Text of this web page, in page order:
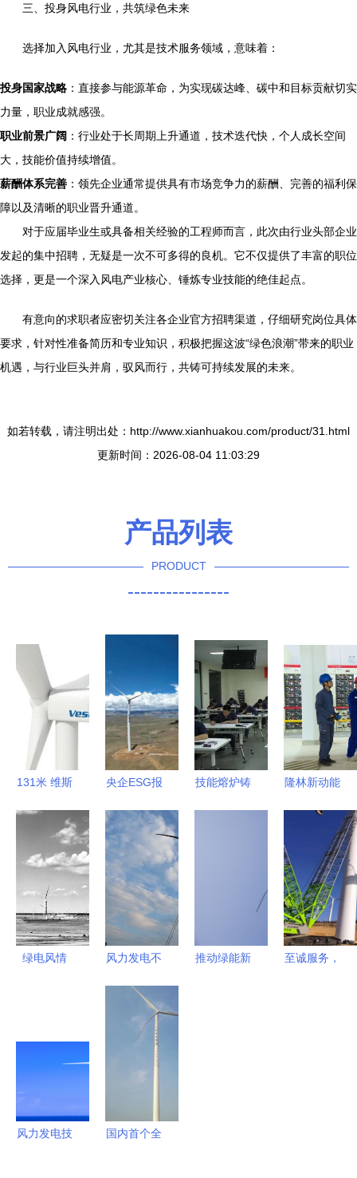
三、投身风电行业，共筑绿色未来
选择加入风电行业，尤其是技术服务领域，意味着：
投身国家战略 ：直接参与能源革命，为实现碳达峰、碳中和目标贡献切实
力量，职业成就感强。
职业前景广阔 ：行业处于长周期上升通道，技术迭代快，个人成长空间
大，技能价值持续增值。
薪酬体系完善 ：领先企业通常提供具有市场竞争力的薪酬、完善的福利保
障以及清晰的职业晋升通道。
对于应届毕业生或具备相关经验的工程师而言，此次由行业头部企业
发起的集中招聘，无疑是一次不可多得的良机。它不仅提供了丰富的职位
选择，更是一个深入风电产业核心、锤炼专业技能的绝佳起点。
有意向的求职者应密切关注各企业官方招聘渠道，仔细研究岗位具体
要求，针对性准备简历和专业知识，积极把握这波“绿色浪潮”带来的职业
机遇，与行业巨头并肩，驭风而行，共铸可持续发展的未来。
如若转载，请注明出处：http://www.xianhuakou.com/product/31.html
更新时间：2026-08-04 11:03:29
产品列表
PRODUCT
----------------
131米 维斯
最大风力发
电机
央企ESG报
132项指标
全面披露，
新能源行业
迎来双重利
好
技能熔炉铸
隆林新动能
电项目正式
并网，开启
绿色能源新
篇章
绿电风情
风力发电不
三台风机吊
装顺利完工
推动绿能新
至诚服务，
风力发电技
国内首个全